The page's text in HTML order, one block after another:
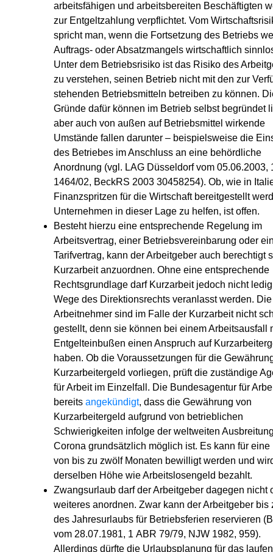
arbeitsfähigen und arbeitsbereiten Beschäftigten
zur Entgeltzahlung verpflichtet. Vom
spricht man, wenn die Fortsetzung des Betriebs
Auftrags- oder Absatzmangels wirtschaftlich
Unter dem Betriebsrisiko ist das Risiko des
zu verstehen, seinen Betrieb nicht mit den zur
stehenden Betriebsmitteln betreiben zu können.
Gründe dafür können im Betrieb selbst begründet
aber auch von außen auf Betriebsmittel wirkende
Umstände fallen darunter – beispielsweise die
des Betriebes im Anschluss an eine behördliche
Anordnung (vgl. LAG Düsseldorf vom 05.06.2003,
1464/02, BeckRS 2003 30458254). Ob, wie in
Finanzspritzen für die Wirtschaft bereitgestellt
Unternehmen in dieser Lage zu helfen, ist offen.
Besteht hierzu eine entsprechende Regelung im
Arbeitsvertrag, einer Betriebsvereinbarung oder
Tarifvertrag, kann der Arbeitgeber auch berechtigt
Kurzarbeit anzuordnen. Ohne eine entsprechende
Rechtsgrundlage darf Kurzarbeit jedoch nicht
Wege des Direktionsrechts veranlasst werden. Die
Arbeitnehmer sind im Falle der Kurzarbeit nicht
gestellt, denn sie können bei einem Arbeitsausfall
Entgelteinbußen einen Anspruch auf
haben. Ob die Voraussetzungen für die
Kurzarbeitergeld vorliegen, prüft die zuständige
für Arbeit im Einzelfall. Die Bundesagentur für
bereits angekündigt, dass die Gewährung von
Kurzarbeitergeld aufgrund von betrieblichen
Schwierigkeiten infolge der weltweiten
Corona grundsätzlich möglich ist. Es kann für eine
von bis zu zwölf Monaten bewilligt werden und
derselben Höhe wie Arbeitslosengeld bezahlt.
Zwangsurlaub darf der Arbeitgeber dagegen nicht
weiteres anordnen. Zwar kann der Arbeitgeber bis
des Jahresurlaubs für Betriebsferien reservieren
vom 28.07.1981, 1 ABR 79/79, NJW 1982, 959).
Allerdings dürfte die Urlaubsplanung für das